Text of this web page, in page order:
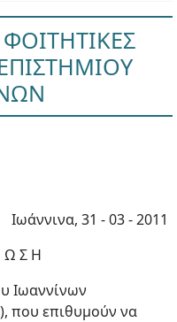
ΦΟΙΤΗΤΙΚΕΣ
Ιωάννινα, 31 - 03 - 2011
Ω Σ Η
Ιωαννίνων
που επιθυμούν να